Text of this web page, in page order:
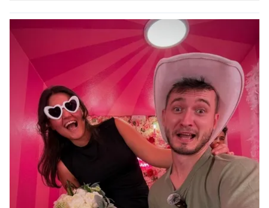
reklam/pazarlama faaliyetlerinin yapılması, amaçlarıyla
sınırlı olarak açık rızanız dahilinde kullanılacaktır.
Çerezlere ilişkin tercihlerinizi aşağıda yer alan panel
vasıtasıyla belirleyebilirsiniz. Çerezlere ilişkin detaylı bilgi
için Ayarlar butonuna tıklayabilir, Çerez Bilgilendirme
Metnimiziziyaret edebilirsiniz.
6698 sayılı Kişisel Verilerin Korunması Kanunu uyarınca
hazırlanmış Aydınlatma Metnimizi okumak ve sitemizde
ilgili mevzuata uygun olarak kullanılan çerezlerle ilgili bilgi
almak için lütfen tıklayınız